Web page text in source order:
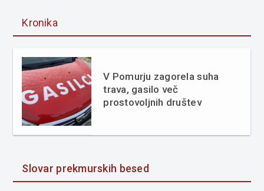
Kronika
V Pomurju zagorela suha
trava, gasilo več
prostovoljnih društev
Slovar prekmurskih besed